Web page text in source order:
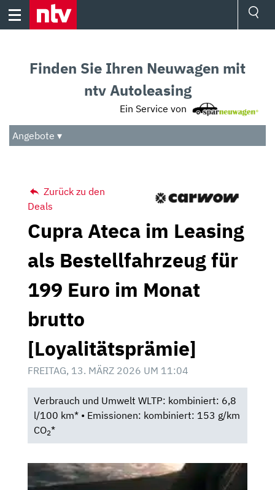
Skip
Audio
Das Beste
Finden Sie Ihren Neuwagen mit
ntv Autoleasing
Ein Service von
Angebote ▾
Zurück zu den
Deals
Cupra Ateca im Leasing
als Bestellfahrzeug für
199 Euro im Monat
brutto
[Loyalitätsprämie]
FREITAG, 13. MÄRZ 2026 UM 11:04
Verbrauch und Umwelt WLTP: kombiniert: 6,8
l/100 km* • Emissionen: kombiniert: 153 g/km
CO2*